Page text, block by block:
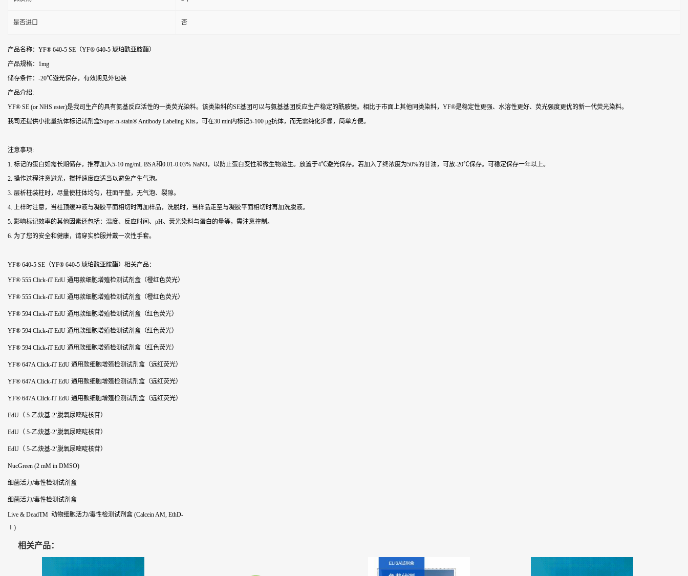
是否进口 否
产品名称：YF® 640-5 SE（YF® 640-5 琥珀酰亚胺酯）
产品规格：1mg
储存条件：-20℃避光保存，有效期见外包装
产品介绍:
YF® SE (or NHS ester)是我司生产的具有氨基反应活性的一类荧光染料。该类染料的SE基团可以与氨基基团反应生产稳定的酰胺键。相比于市面上其他同类染料，YF®是稳定性更强、水溶性更好、荧光强度更优的新一代荧光染料。
我司还提供小批量抗体标记试剂盒Super-n-stain® Antibody Labeling Kits，可在30 min内标记5-100 μg抗体，而无需纯化步骤，简单方便。
注意事项:
1. 标记的蛋白如需长期储存，推荐加入5-10 mg/mL BSA和0.01-0.03% NaN3，以防止蛋白变性和微生物滋生。放置于4℃避光保存。若加入了终浓度为50%的甘油，可放-20℃保存。可稳定保存一年以上。
2. 操作过程注意避光，搅拌速度应适当以避免产生气泡。
3. 层析柱装柱时，尽量使柱体均匀，柱面平整，无气泡、裂隙。
4. 上样时注意，当柱顶缓冲液与凝胶平面相切时再加样品，洗脱时，当样品走至与凝胶平面相切时再加洗脱液。
5. 影响标记效率的其他因素还包括：温度、反应时间、pH、荧光染料与蛋白的量等，需注意控制。
6. 为了您的安全和健康，请穿实验服并戴一次性手套。
YF® 640-5 SE（YF® 640-5 琥珀酰亚胺酯） 相关产品：
YF® 555 Click-iT EdU 通用款细胞增殖检测试剂盒（橙红色荧光）
YF® 555 Click-iT EdU 通用款细胞增殖检测试剂盒（橙红色荧光）
YF® 594 Click-iT EdU 通用款细胞增殖检测试剂盒（红色荧光）
YF® 594 Click-iT EdU 通用款细胞增殖检测试剂盒（红色荧光）
YF® 594 Click-iT EdU 通用款细胞增殖检测试剂盒（红色荧光）
YF® 647A Click-iT EdU 通用款细胞增殖检测试剂盒（远红荧光）
YF® 647A Click-iT EdU 通用款细胞增殖检测试剂盒（远红荧光）
YF® 647A Click-iT EdU 通用款细胞增殖检测试剂盒（远红荧光）
EdU（ 5-乙炔基-2’脱氧尿嘧啶核苷）
EdU（ 5-乙炔基-2’脱氧尿嘧啶核苷）
EdU（ 5-乙炔基-2’脱氧尿嘧啶核苷）
NucGreen (2 mM in DMSO)
细菌活力/毒性检测试剂盒
细菌活力/毒性检测试剂盒
Live & DeadTM 动物细胞活力/毒性检测试剂盒 (Calcein AM, EthD-
Ⅰ)
相关产品：